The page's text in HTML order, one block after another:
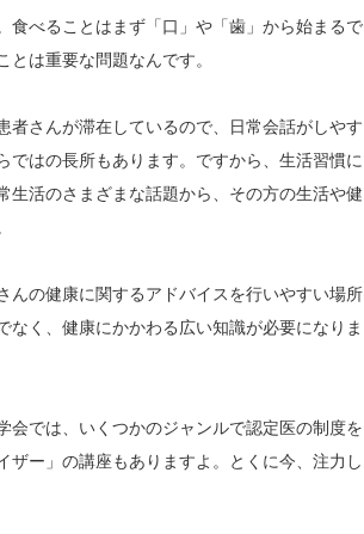
食べることはまず「口」や「歯」から始まるで
は重要な問題なんです。
者さんが滞在しているので、日常会話がしやす
はの長所もあります。ですから、生活習慣に
生活のさまざまな話題から、その方の生活や健
んの健康に関するアドバイスを行いやすい場所
く、健康にかかわる広い知識が必要になりま
会では、いくつかのジャンルで認定医の制度を
ー」の講座もありますよ。とくに今、注力し